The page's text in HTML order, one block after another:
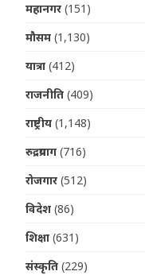
महानगर (151)
मौसम (1,130)
यात्रा (412)
राजनीति (409)
राष्ट्रीय (1,148)
रुद्रप्रयाग (716)
रोजगार (512)
विदेश (86)
शिक्षा (631)
संस्कृति (229)